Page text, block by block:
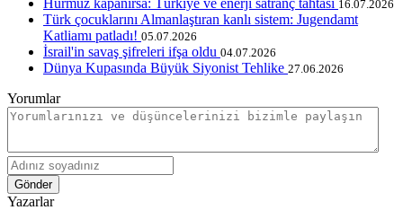
16.07.2026
Türk çocuklarını Almanlaştıran kanlı sistem: Jugendamt
Katliamı patladı! 05.07.2026
İsrail'in savaş şifreleri ifşa oldu 04.07.2026
Dünya Kupasında Büyük Siyonist Tehlike 27.06.2026
Yorumlar
Gönder
Yazarlar